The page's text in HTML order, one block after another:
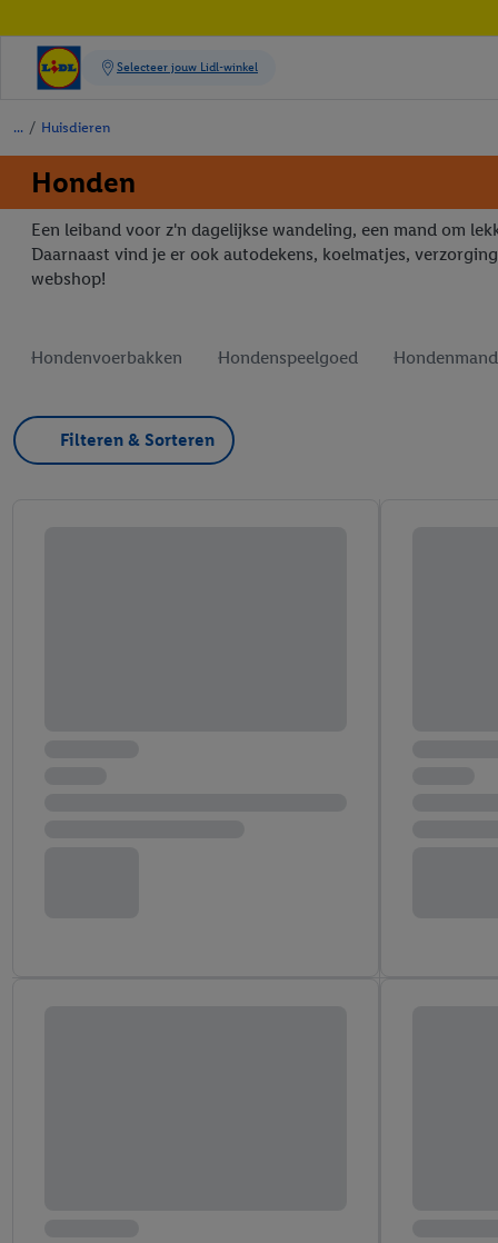
/ Huisdieren
Honden
Een leiband voor z'n dagelijkse wandeling, een mand om
Daarnaast vind je er ook autodekens, koelmatjes,
webshop!
Hondenvoerbakken Hondenspeelgoed
Filteren & Sorteren